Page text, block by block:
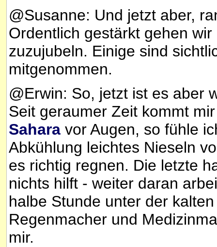
@Susanne: Und jetzt aber,
Ordentlich gestärkt gehen
zuzujubeln. Einige sind
mitgenommen.
@Erwin: So, jetzt ist es aber
Seit geraumer Zeit kommt
Sahara vor Augen, so fühle
Abkühlung leichtes Nieseln
es richtig regnen. Die letzte
nichts hilft - weiter daran
halbe Stunde unter der
Regenmacher und
mir.